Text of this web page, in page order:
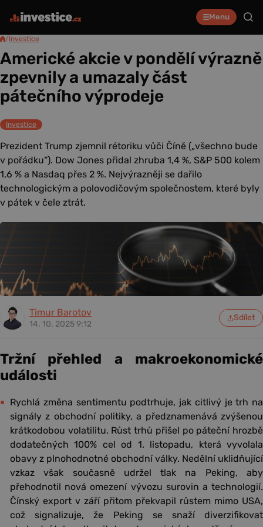
Menu
/Investice
Americké akcie v pondělí výrazně
zpevnily a umazaly část
pátečního výprodeje
Investice
Prezident Trump zjemnil rétoriku vůči Číně („všechno bude
v pořádku“). Dow Jones přidal zhruba 1,4 %, S&P 500 kolem
1,6 % a Nasdaq přes 2 %. Nejvýrazněji se dařilo
technologickým a polovodičovým společnostem, které byly
v pátek v čele ztrát.
Timur Barotov
14. 10. 2025 9:12
Sdílet
Tržní přehled a makroekonomické
události
Rychlá změna sentimentu podtrhuje, jak citlivý je trh na
signály z obchodní politiky, a předznamenává zvýšenou
krátkodobou volatilitu. Růst trhů přišel po páteční hrozbě
dodatečných 100% cel od 1. listopadu, která vyvolala
obavy z plnohodnotné obchodní války. Nedělní uklidňující
vzkaz však současně udržel tlak na Peking, aby
přehodnotil nová omezení vývozu surovin a technologií.
Čínský export v září přitom překvapil růstem mimo USA,
což signalizuje, že Peking se snaží diverzifikovat